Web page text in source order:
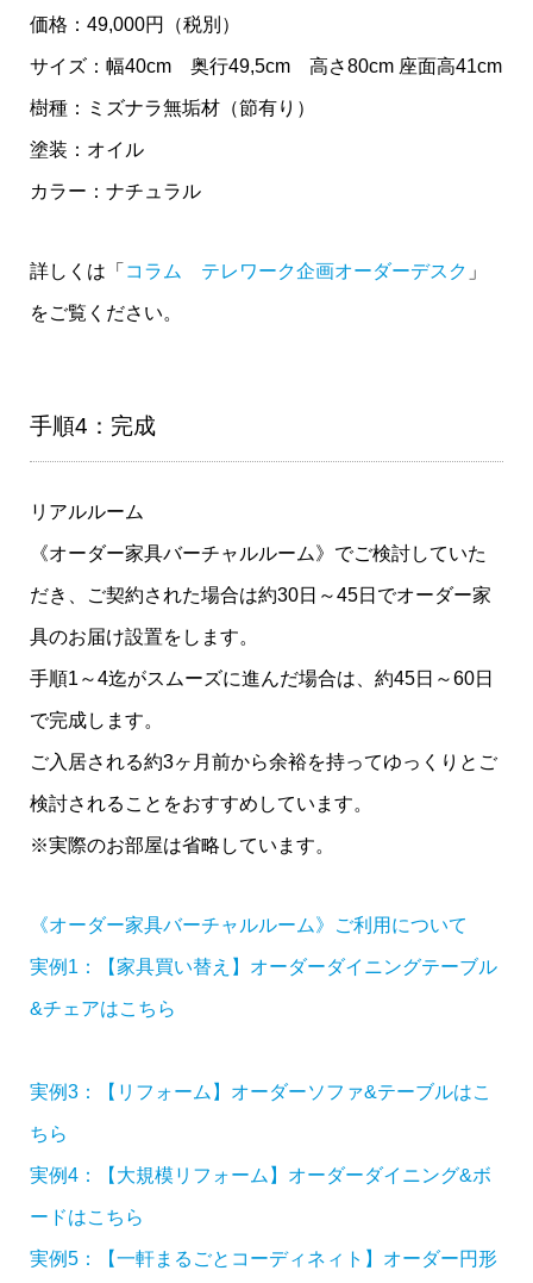
価格：49,000円（税別）
サイズ：幅40cm 奥行49,5cm 高さ80cm 座面高41cm
樹種：ミズナラ無垢材（節有り）
塗装：オイル
カラー：ナチュラル
詳しくは「 コラム テレワーク企画オーダーデスク 」
をご覧ください。
手順4：完成
リアルルーム
《オーダー家具バーチャルルーム》でご検討していた
だき、ご契約された場合は約30日～45日でオーダー家
具のお届け設置をします。
手順1～4迄がスムーズに進んだ場合は、約45日～60日
で完成します。
ご入居される約3ヶ月前から余裕を持ってゆっくりとご
検討されることをおすすめしています。
※実際のお部屋は省略しています。
《オーダー家具バーチャルルーム》ご利用について
実例1：【家具買い替え】オーダーダイニングテーブル
&チェアはこちら
実例3：【リフォーム】オーダーソファ&テーブルはこ
ちら
実例4：【大規模リフォーム】オーダーダイニング&ボ
ードはこちら
実例5：【一軒まるごとコーディネィト】オーダー円形